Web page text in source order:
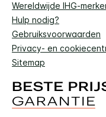
Wereldwijde IHG-
Hulp nodig?
Gebruiksvoorwaarden
Privacy- en
Sitemap